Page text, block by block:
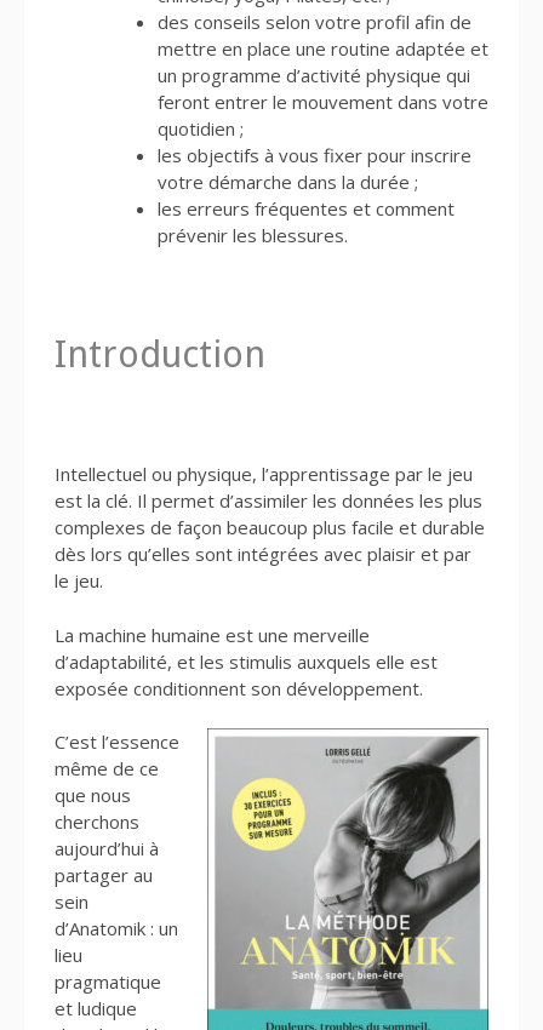
des conseils selon votre profil afin de
mettre en place une routine adaptée et
un programme d’activité physique qui
feront entrer le mouvement dans votre
quotidien ;
les objectifs à vous fixer pour inscrire
votre démarche dans la durée ;
les erreurs fréquentes et comment
prévenir les blessures.
Introduction
Intellectuel ou physique, l’apprentissage par le jeu
est la clé. Il permet d’assimiler les données les plus
complexes de façon beaucoup plus facile et durable
dès lors qu’elles sont intégrées avec plaisir et par
le jeu.
La machine humaine est une merveille
d’adaptabilité, et les stimulis auxquels elle est
exposée conditionnent son développement.
C’est l’essence
même de ce
que nous
cherchons
aujourd’hui à
partager au
sein
d’Anatomik : un
lieu
pragmatique
et ludique